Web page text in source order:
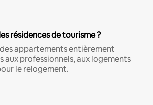
résidences de tourisme ?
appartements entièrement
aux professionnels, aux logements
le relogement.